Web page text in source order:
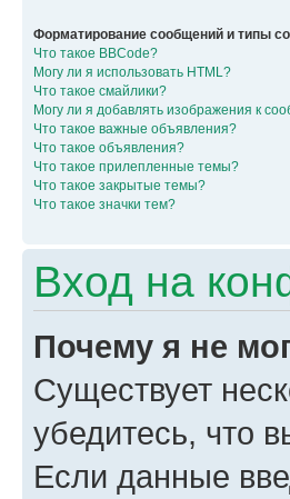
Форматирование сообщений и типы
Что такое BBCode?
Могу ли я использовать HTML?
Что такое смайлики?
Могу ли я добавлять изображения к
Что такое важные объявления?
Что такое объявления?
Что такое прилепленные темы?
Что такое закрытые темы?
Что такое значки тем?
Вход на
Почему я не
Существует
убедитесь, что
Если данные